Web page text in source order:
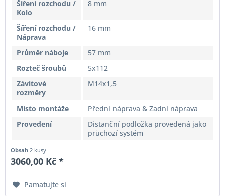
Šíření rozchodu /
Kolo
8 mm
Šíření rozchodu /
Náprava
16 mm
Průměr náboje
57 mm
Rozteč šroubů
5x112
Závitové
rozměry
M14x1,5
Místo montáže
Přední náprava & Zadní náprava
Provedení
Distanční podložka provedená jako
průchozí systém
Obsah2 kusy
3060,00 Kč *
Pamatujte si